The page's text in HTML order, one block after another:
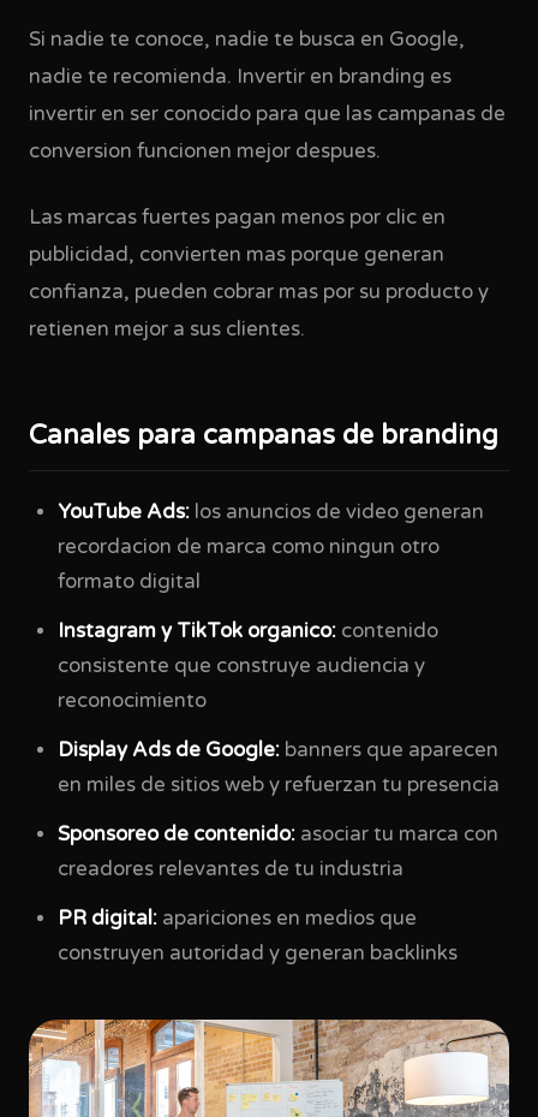
Si nadie te conoce, nadie te busca en Google,
nadie te recomienda. Invertir en branding es
invertir en ser conocido para que las campanas de
conversion funcionen mejor despues.
Las marcas fuertes pagan menos por clic en
publicidad, convierten mas porque generan
confianza, pueden cobrar mas por su producto y
retienen mejor a sus clientes.
Canales para campanas de branding
YouTube Ads: los anuncios de video generan
recordacion de marca como ningun otro
formato digital
Instagram y TikTok organico: contenido
consistente que construye audiencia y
reconocimiento
Display Ads de Google: banners que aparecen
en miles de sitios web y refuerzan tu presencia
Sponsoreo de contenido: asociar tu marca con
creadores relevantes de tu industria
PR digital: apariciones en medios que
construyen autoridad y generan backlinks